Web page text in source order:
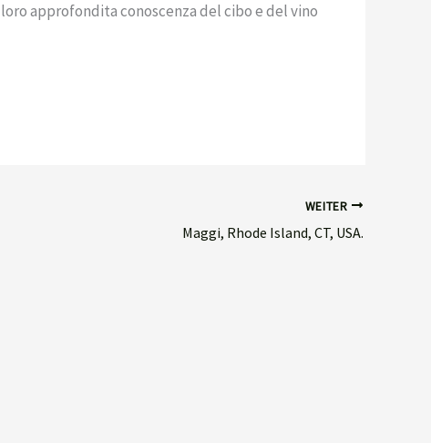
approfondita conoscenza del cibo e del vino
WEITER
Maggi, Rhode Island, CT, USA.